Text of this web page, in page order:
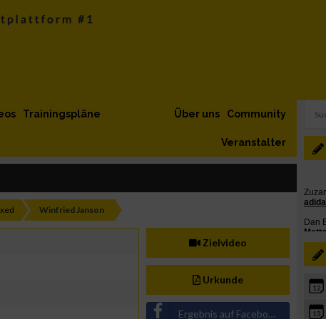
Trainingspläne Community
Über uns
Veranstalter
Winfried Janson
Zielvideo
Urkunde
Ergebnis auf Facebook teilen
12
13